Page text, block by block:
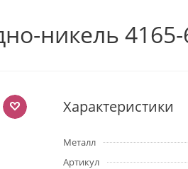
никель
Характеристики
Металл
Артикул